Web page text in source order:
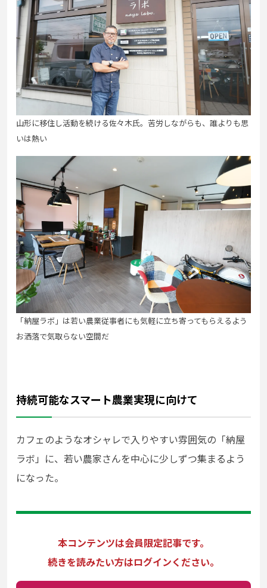
山形に移住し活動を続ける佐々木氏。苦労しながらも、 誰よりも思
いは熱い
「納屋ラボ」は若い農業従事者にも気軽に立ち寄ってもらえるよう
お洒落で気取らない空間だ
持続可能なスマート農業実現に向けて
カフェのようなオシャレで入りやすい雰囲気の「納屋
ラボ」に、若い農家さんを中心に少しずつ集まるよう
になった。
本コンテンツは会員限定記事です。
続きを読みたい方はログインください。